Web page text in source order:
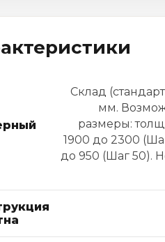
Склад
мм.
размеры:
1900 до 2300
до 950 (Шаг 50).